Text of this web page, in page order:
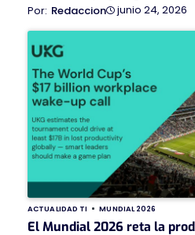
Redaccion
junio 24, 2026
ACTUALIDAD TI MUNDIAL 2026
El Mundial 2026 reta la